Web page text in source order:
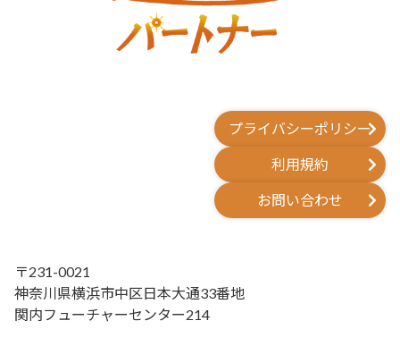
プライバシーポリシー
利用規約
お問い合わせ
〒231-0021
神奈川県横浜市中区日本大通33番地
関内フューチャーセンター214